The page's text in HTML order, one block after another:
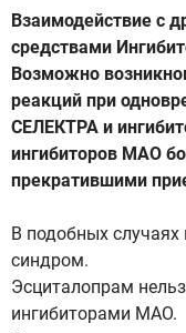
Взаимодействие с
средствами
Возможно
реакций при
СЕЛЕКТРА и
ингибиторов МАО
прекратившими
В подобных
синдром.
Эсциталопрам
ингибиторами МАО.